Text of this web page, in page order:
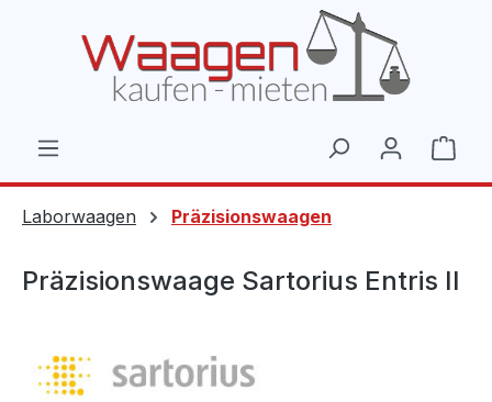
Laborwaagen Präzisionswaagen
Präzisionswaage Sartorius Entris II